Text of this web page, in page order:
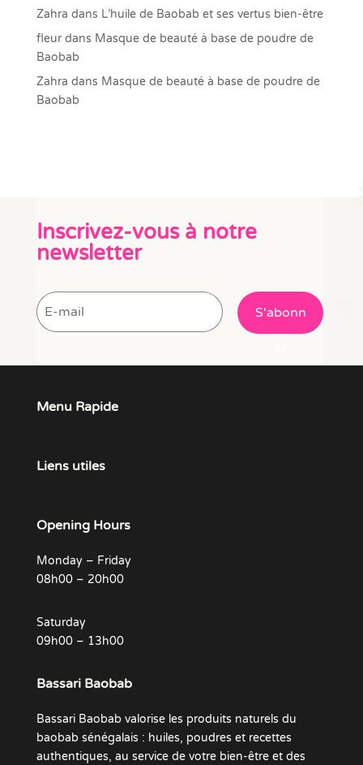
Zahra dans L’huile de Baobab et ses vertus bien-être
fleurdans Masque de beauté à base de poudre de
Baobab
Zahra dans Masque de beauté à base de poudre de
Baobab
Inscrivez-vous à notre
newsletter
S'abonn
Menu Rapide
Liens utiles
Opening Hours
Monday – Friday
08h00 – 20h00
Saturday
09h00 – 13h00
Bassari Baobab
Bassari Baobab valorise les produits naturels du
baobab sénégalais : huiles, poudres et recettes
authentiques, au service de votre bien-être et des